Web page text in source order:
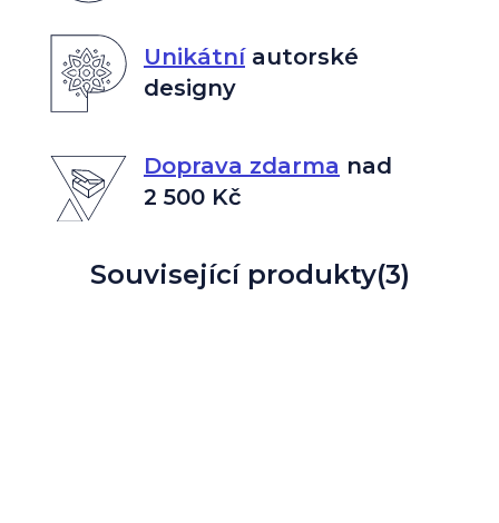
Unikátníautorské
designy
Doprava zdarma nad
2 500 Kč
Související produkty(3)